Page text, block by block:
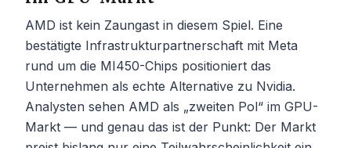
AMD ist kein Zaungast in diesem Spiel. Eine
bestätigte Infrastrukturpartnerschaft mit Meta
rund um die MI450-Chips positioniert das
Unternehmen als echte Alternative zu Nvidia.
Analysten sehen AMD als „zweiten Pol“ im GPU-
Markt — und genau das ist der Punkt: Der Markt